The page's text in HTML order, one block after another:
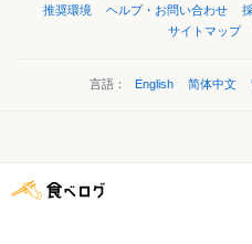
推奨環境
ヘルプ・お問い合わせ
サイトマップ
言語： English 简体中文